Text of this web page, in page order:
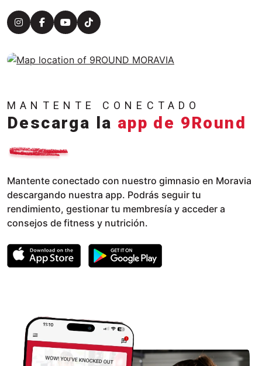
MANTENTE CONECTADO
Descarga la app de 9Round
Mantente conectado con nuestro gimnasio en Moravia
descargando nuestra app. Podrás seguir tu
rendimiento, gestionar tu membresía y acceder a
consejos de fitness y nutrición.